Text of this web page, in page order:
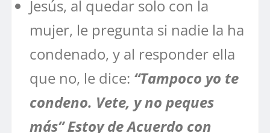
Jesús, al quedar solo con la
mujer, le pregunta si nadie la ha
condenado, y al responder ella
que no, le dice: “Tampoco yo te
condeno. Vete, y no peques
más” Estoy de Acuerdo con